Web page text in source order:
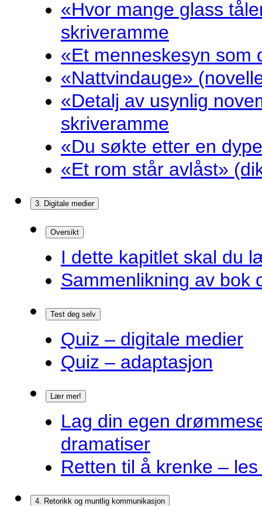
«Hvor mange glass
skriveramme
«Et menneskesyn som
«Nattvindauge»
«Detalj av usynlig
skriveramme
«Du søkte etter en
«Et rom står avlåst»
3. Digitale medier
Oversikt
I dette kapitlet skal du
Sammenlikning av bok
Test deg selv
Quiz – digitale medier
Quiz – adaptasjon
Lær mer!
Lag din egen
dramatiser
Retten til å krenke –
4. Retorikk og muntlig kommunikasjon